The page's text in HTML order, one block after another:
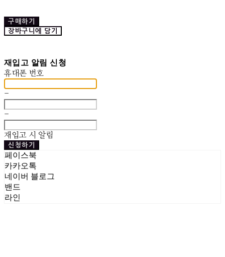
구매하기
장바구니에 담기
재입고 알림 신청
휴대폰 번호
-
-
재입고 시 알림
신청하기
페이스북
카카오톡
네이버 블로그
밴드
라인